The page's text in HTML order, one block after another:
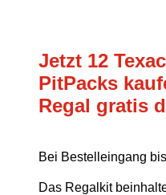
Jetzt 12
PitPacks
Regal gratis
Bei Bestelleingang
Das Regalkit